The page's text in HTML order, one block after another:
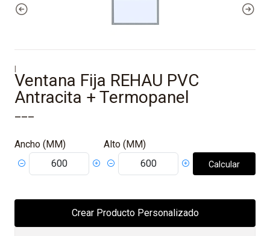
|
Ventana Fija REHAU PVC
Antracita + Termopanel
Ancho (MM) Alto (MM)
Calcular
Crear Producto Personalizado